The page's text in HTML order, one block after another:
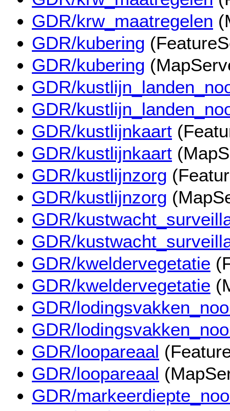
GDR/krw_maatregelen
GDR/kubering
GDR/kubering
GDR/
GDR/
GDR/kustlijnkaart
GDR/kustlijnkaart
GDR/kustlijnzorg
GDR/kustlijnzorg
GDR/
GDR/
GDR/kweldervegetatie
GDR/kweldervegetatie
GDR/
GDR/
GDR/loopareaal
GDR/loopareaal
GDR/